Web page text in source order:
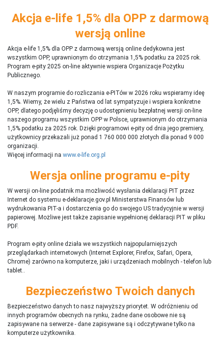
Akcja e-life 1,5% dla OPP z darmową
wersją online
Akcja e-life 1,5% dla OPP z darmową wersją online dedykowna jest
wszystkim OPP, uprawnionym do otrzymania 1,5% podatku za 2025 rok.
Program e-pity 2025 on-line aktywnie wspiera Organizacje Pożytku
Publicznego.
W naszym programie do rozliczania e-PITów w 2026 roku wspieramy ideę
1,5%. Wiemy, że wielu z Państwa od lat sympatyzuje i wspiera konkretne
OPP, dlatego podjęliśmy decyzję o udostępnieniu bezpłatnej wersji on-line
naszego programu wszystkim OPP w Polsce, uprawnionym do otrzymania
1,5% podatku za 2025 rok. Dzięki programowi e-pity od dnia jego premiery,
użytkownicy przekazali już ponad 1 760 000 000 złotych dla ponad 9 000
organizacji.
Więcej informacji na www.e-life.org.pl
Wersja online programu e-pity
W wersji on-line podatnik ma możliwość wysłania deklaracji PIT przez
Internet do systemu e-deklaracje.gov.pl Ministerstwa Finansów lub
wydrukowania PIT-a i dostarczenia go do swojego US tradycyjnie w wersji
papierowej. Możliwe jest także zapisanie wypełnionej deklaracji PIT w pliku
PDF.
Program e-pity online działa we wszystkich najpopularniejszych
przeglądarkach internetowych (Internet Explorer, Firefox, Safari, Opera,
Chrome) zarówno na komputerze, jaki i urządzeniach mobilnych - telefon lub
tablet..
Bezpieczeństwo Twoich danych
Bezpieczeństwo danych to nasz najwyższy priorytet. W odróżnieniu od
innych programów obecnych na rynku, żadne dane osobowe nie są
zapisywane na serwerze - dane zapisywane są i odczytywane tylko na
komputerze użytkownika.